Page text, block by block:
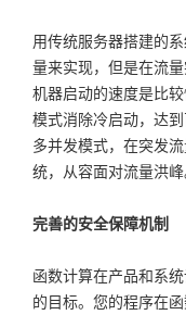
用传统服务器搭建的
量来实现，但是在流
机器启动的速度是比
模式消除冷启动，达
多并发模式，在突发
统，从容面对流量洪峰
完善的安全保障机制
函数计算在产品和系
的目标。您的程序在